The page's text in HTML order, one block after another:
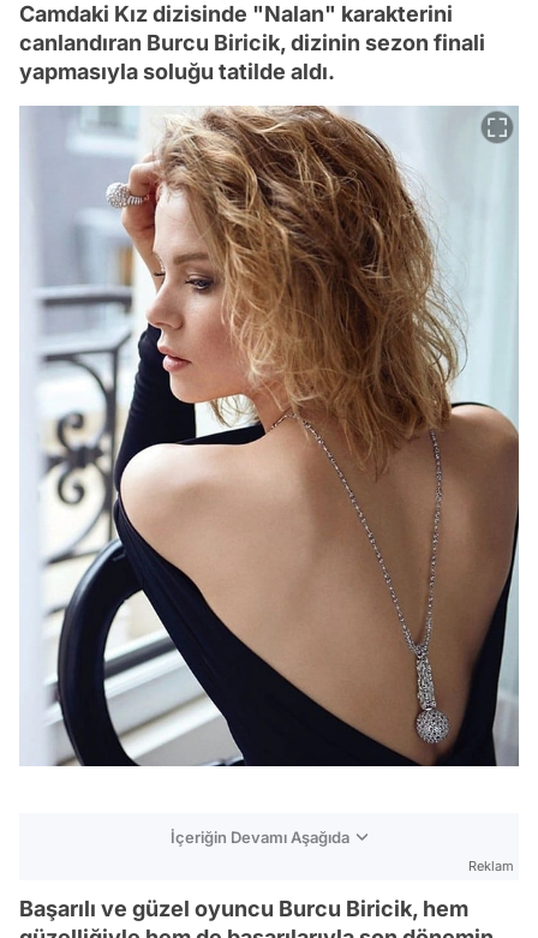
Camdaki Kız dizisinde "Nalan" karakterini
canlandıran Burcu Biricik, dizinin sezon finali
yapmasıyla soluğu tatilde aldı.
İçeriğin Devamı Aşağıda
Reklam
Başarılı ve güzel oyuncu Burcu Biricik, hem